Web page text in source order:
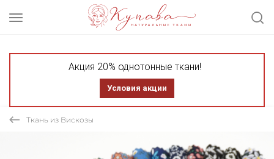
Акция 20% однотонные ткани!
Условия акции
Ткань из Вискозы